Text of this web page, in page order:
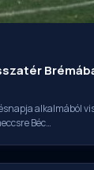
alkalmából
Béc…